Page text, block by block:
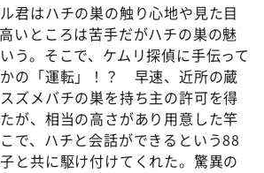
君はハチの巣の触り心地や見た目
いところは苦手だがハチの巣の魅
う。そこで、ケムリ探偵に手伝って
の「運転」！？ 早速、近所の蔵
ズメバチの巣を持ち主の許可を得
が、相当の高さがあり用意した竿
で、ハチと会話ができるという88
と共に駆け付けてくれた。驚異の